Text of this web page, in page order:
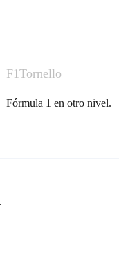
F1Tornello
Fórmula 1 en otro nivel.